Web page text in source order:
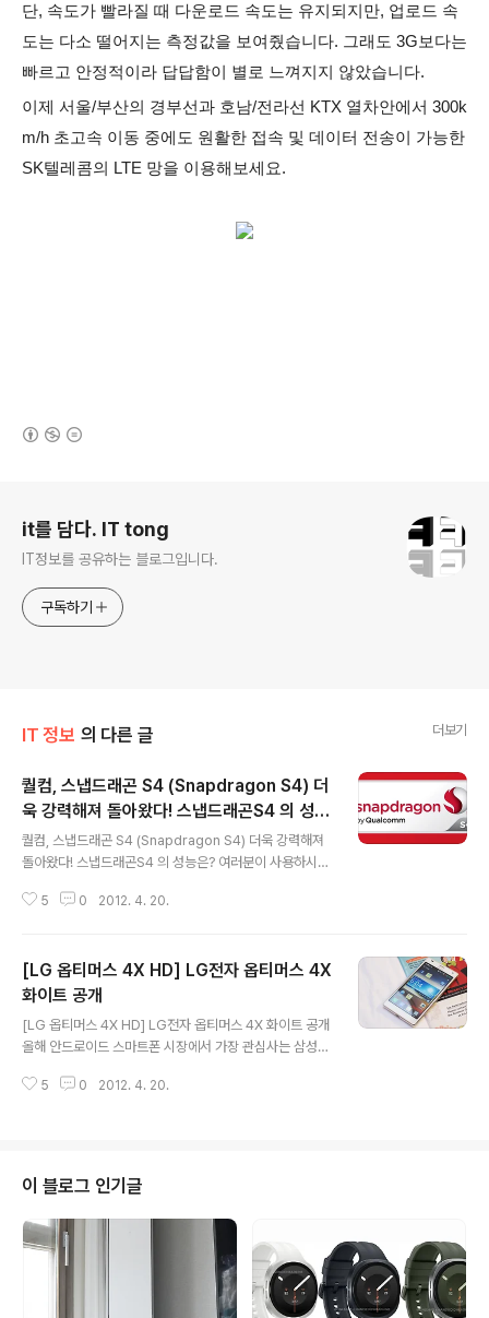
단, 속도가 빨라질 때 다운로드 속도는 유지되지만, 업로드 속
도는 다소 떨어지는 측정값을 보여줬습니다. 그래도 3G보다는
빠르고 안정적이라 답답함이 별로 느껴지지 않았습니다.
이제 서울/부산의 경부선과 호남/전라선 KTX 열차안에서 300k
m/h 초고속 이동 중에도 원활한 접속 및 데이터 전송이 가능한
SK텔레콤의 LTE 망을 이용해보세요.
it를 담다. IT tong
IT정보를 공유하는 블로그입니다.
구독하기
IT 정보 의 다른 글 더보기
퀄컴, 스냅드래곤 S4 (Snapdragon S4) 더
욱 강력해져 돌아왔다! 스냅드래곤S4 의 성능
은?
퀄컴, 스냅드래곤 S4 (Snapdragon S4) 더욱 강력해져
돌아왔다! 스냅드래곤S4 의 성능은? 여러분이 사용하시는
스마트폰에 들어가는 AP 시장은 퀄컴과 ARM 계열이 양
의 테그라 등 대다수 업체들은 ARM 계열의 프로세서를 만
들고 있습니다. 반면 퀄컴은 스냅드래곤이라는 이름으로 S
1~S3까지 출시 했었는데요. 국내에서는 팬택 스카이와 L
G전자, 해외제조사로는 HTC나 소니 등 대다수 글로벌 기
은 얼마전 통신칩과 AP를 하나로 묶어 두께와 크기를 줄
5 0 2012. 4. 20.
[LG 옵티머스 4X HD] LG전자 옵티머스 4X
화이트 공개
[LG 옵티머스 4X HD] LG전자 옵티머스 4X 화이트 공개
올해 안드로이드 스마트폰 시장에서 가장 관심사는 삼성전
전자를 비롯해 팬택, 소니등 많은 스마트폰 제조사들이 올
내에서 삼성의 엑시노스 AP를 탑재한 갤럭시S3와 함께
팬택의 퀄컴 스냅드래곤S4를 탑재한 베가레이서2와 경쟁
할 제품입니다. 옵티머스4X는 작년 초 세계최초 듀얼코어
스마트폰인 옵티머스2X의 후속제품으로 안드로이드 4.0
아이스크림샌드위치, 1.5GHz 테그라3 쿼드코어와 자연
색에 가까운 색재현율, 고해상도를 ..
5 0 2012. 4. 20.
이 블로그 인기글